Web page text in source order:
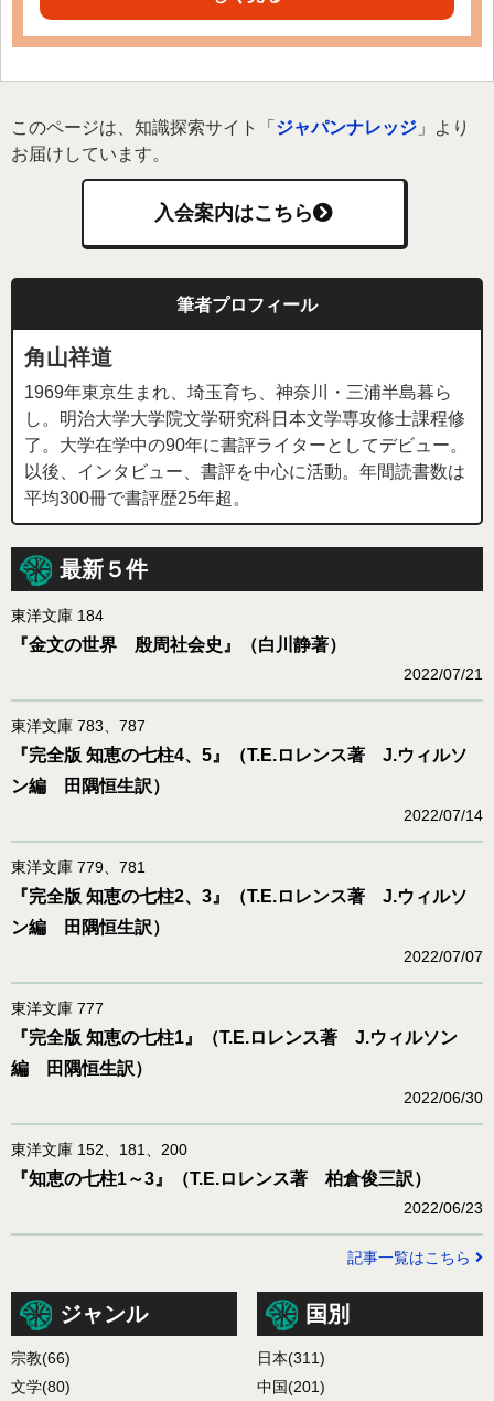
このページは、知識探索サイト「 ジャパンナレッジ 」より
お届けしています。
入会案内はこちら
筆者プロフィール
角山祥道
1969年東京生まれ、埼玉育ち、神奈川・三浦半島暮ら
し。明治大学大学院文学研究科日本文学専攻修士課程修
了。大学在学中の90年に書評ライターとしてデビュー。
以後、インタビュー、書評を中心に活動。年間読書数は
平均300冊で書評歴25年超。
最新５件
東洋文庫 184
『金文の世界 殷周社会史』（白川静著）
2022/07/21
東洋文庫 783、787
『完全版 知恵の七柱4、5』（T.E.ロレンス著 J.ウィルソ
ン編 田隅恒生訳）
2022/07/14
東洋文庫 779、781
『完全版 知恵の七柱2、3』（T.E.ロレンス著 J.ウィルソ
ン編 田隅恒生訳）
2022/07/07
東洋文庫 777
『完全版 知恵の七柱1』（T.E.ロレンス著 J.ウィルソン
編 田隅恒生訳）
2022/06/30
東洋文庫 152、181、200
『知恵の七柱1～3』（T.E.ロレンス著 柏倉俊三訳）
2022/06/23
記事一覧はこちら
ジャンル
宗教(66)
文学(80)
国別
日本(311)
中国(201)